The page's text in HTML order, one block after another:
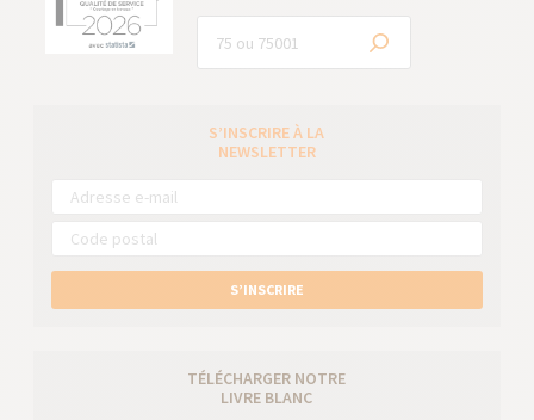
S’INSCRIRE À LA
NEWSLETTER
S’INSCRIRE
TÉLÉCHARGER NOTRE
LIVRE BLANC